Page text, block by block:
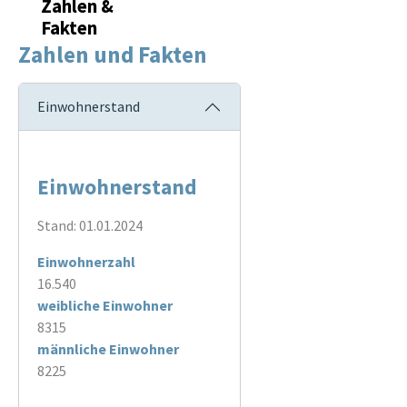
Zahlen &
Fakten
Zahlen und Fakten
Einwohnerstand
Einwohnerstand
Stand: 01.01.2024
Einwohnerzahl
16.540
weibliche Einwohner
8315
männliche Einwohner
8225